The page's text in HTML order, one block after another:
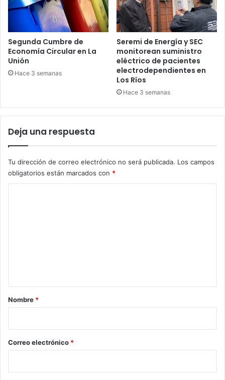
Segunda Cumbre de
Economía Circular en La
Unión
Hace 3 semanas
Seremi de Energía y SEC
monitorean suministro
eléctrico de pacientes
electrodependientes en
Los Ríos
Hace 3 semanas
Deja una respuesta
Tu dirección de correo electrónico no será publicada. Los campos
obligatorios están marcados con *
r
*
Nombre *
Correo electrónico *